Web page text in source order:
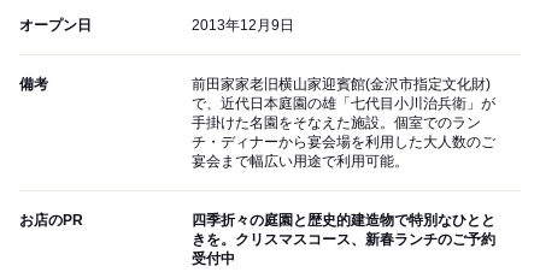
オープン日 2013年12月9日
備考
前田家家老旧横山家迎賓館(金沢市指定文化財)
で、近代日本庭園の雄「七代目小川治兵衛」が
手掛けた名園をそなえた施設。個室でのラン
チ・ディナーから宴会場を利用した大人数のご
宴会まで幅広い用途で利用可能。
お店のPR
四季折々の庭園と歴史的建造物で特別なひとと
きを。クリスマスコース、新春ランチのご予約
受付中